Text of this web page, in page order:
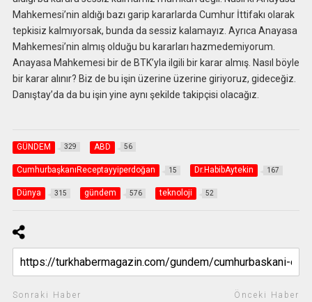
Mahkemesi’nin aldığı bazı garip kararlarda Cumhur İttifakı olarak
tepkisiz kalmıyorsak, bunda da sessiz kalamayız. Ayrıca Anayasa
Mahkemesi’nin almış olduğu bu kararları hazmedemiyorum.
Anayasa Mahkemesi bir de BTK’yla ilgili bir karar almış. Nasıl böyle
bir karar alınır? Biz de bu işin üzerine üzerine giriyoruz, gideceğiz.
Danıştay’da da bu işin yine aynı şekilde takipçisi olacağız.
GÜNDEM 329 ABD 56
CumhurbaşkanıReceptayyiperdoğan 15 Dr.HabibAytekin 167
Dünya 315 gündem 576 teknoloji 52
Sonraki Haber Önceki Haber